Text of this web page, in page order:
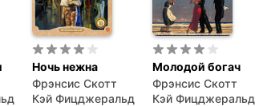
Ночь нежна
Фрэнсис Скотт
Кэй Фицджеральд
Молодой богач
Фрэнсис Скотт
Кэй Фицджеральд